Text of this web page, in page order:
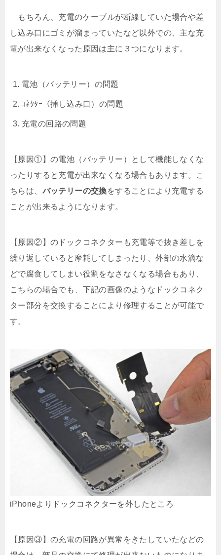
もちろん、充電のケーブルが断線していた場合や差
し込み口にゴミが溜まっていたなど以外での、主な充
電が出来なくなった原因は主に３つになります。
電池（バッテリー）の問題
ｺﾈｸﾀｰ（挿し込み口）の問題
充電の回路の問題
【原因①】の電池（バッテリー）として機能しなくな
ったりすると充電が出来なくなる場合もあります。こ
ちらは、 バッテリーの交換をすることにより充電する
ことが出来るようになります。
【原因②】のドックコネクターも充電等で抜き差しを
繰り返していると摩耗してしまったり、外部の水滴な
どで腐食してしまい役割をなさなくなる場合もあり、
こちらの場合でも、下記の画像のようなドックコネク
ター部分を交換することにより修理することが可能で
す。
iPhoneよりドックコネクターを外したところ
【原因③】の充電の回路が異常をきたしていたなどの